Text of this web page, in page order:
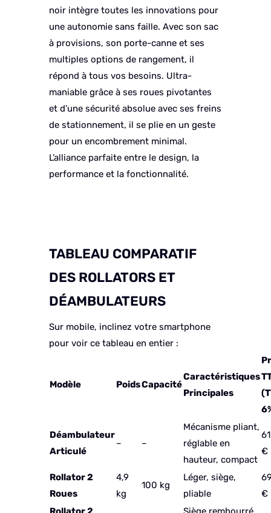
noir intègre toutes les innovations pour
une autonomie sans faille. Avec son sac
à provisions, son porte-canne et ses
multiples options de rangement, il
répond à tous vos besoins. Ultra-
maniable grâce à ses roues pivotantes
et d’une sécurité absolue avec ses freins
de stationnement, il se plie en un geste
pour un encombrement minimal.
L’alliance parfaite entre le design, la
performance et la fonctionnalité.
TABLEAU COMPARATIF
DES ROLLATORS ET
DÉAMBULATEURS
Sur mobile, inclinez votre smartphone
pour voir ce tableau en entier :
Modèle PoidsCapacité
Caractéristiques
Principales
Déambulateur
Articulé
– –
Mécanisme pliant,
réglable en
hauteur, compact
€
Rollator 2
Roues
4,9
kg
100 kg
Léger, siège,
pliable
€